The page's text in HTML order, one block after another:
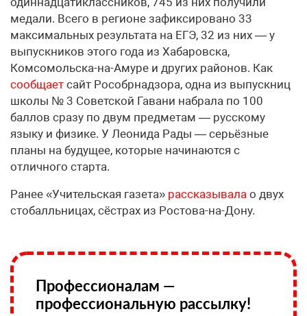
медали. Всего в регионе зафиксировано 33
максимальных результата на ЕГЭ, 32 из них — у
выпускников этого года из Хабаровска,
Комсомольска-на-Амуре и других районов. Как
сообщает сайт Рособрнадзора, одна из выпускниц
школы № 3 Советской Гавани набрала по 100
баллов сразу по двум предметам — русскому
языку и физике. У Леонида Рады — серьёзные
планы на будущее, которые начинаются с
отличного старта.
Ранее «Учительская газета» рассказывала о двух
стобалльницах, сёстрах из Ростова-на-Дону.
Профессионалам —
профессиональную рассылку!